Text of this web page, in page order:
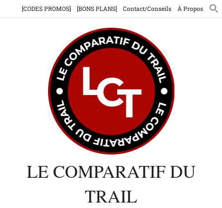
[CODES PROMOS] [BONS PLANS] Contact/Conseils À Propos
LE COMPARATIF DU
TRAIL